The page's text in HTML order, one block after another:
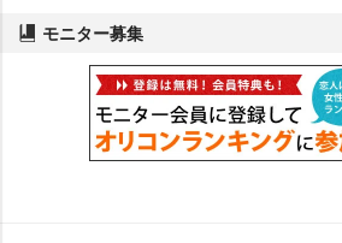
モニター募集